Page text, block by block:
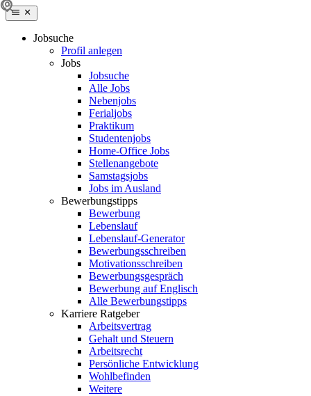
Jobsuche
Profil anlegen
Jobs
Jobsuche
Alle Jobs
Nebenjobs
Ferialjobs
Praktikum
Studentenjobs
Home-Office Jobs
Stellenangebote
Samstagsjobs
Jobs im Ausland
Bewerbungstipps
Bewerbung
Lebenslauf
Lebenslauf-Generator
Bewerbungsschreiben
Motivationsschreiben
Bewerbungsgespräch
Bewerbung auf Englisch
Alle Bewerbungstipps
Karriere Ratgeber
Arbeitsvertrag
Gehalt und Steuern
Arbeitsrecht
Persönliche Entwicklung
Wohlbefinden
Weitere